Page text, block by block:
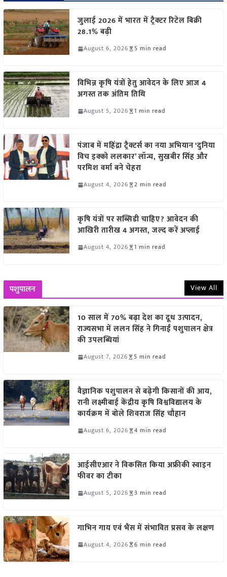
जुलाई 2026 में भारत में ट्रैक्टर रिटेल बिक्री
28.1% बढ़ी
August 6, 2026 5 min read
विभिन्न कृषि यंत्रों हेतु आवेदन के लिए आज 4
अगस्त तक अंतिम तिथि
August 5, 2026 1 min read
पंजाब में महिंद्रा ट्रैक्टर्स का नया अभियान ‘दुनिया
विच इक्को ललकार’ लॉन्च, सुखबीर सिंह और
परमिश वर्मा बने चेहरा
August 4, 2026 2 min read
कृषि यंत्रों पर सब्सिडी चाहिए? आवेदन की
आखिरी तारीख 4 अगस्त, जल्द करें अप्लाई
August 4, 2026 1 min read
पशुपालन View All
10 साल में 70% बढ़ा देश का दूध उत्पादन,
राज्यसभा में ललन सिंह ने गिनाईं पशुपालन क्षेत्र
की उपलब्धियां
August 7, 2026 5 min read
वैज्ञानिक पशुपालन से बढ़ेगी किसानों की आय,
रानी लक्ष्मीबाई केंद्रीय कृषि विश्वविद्यालय के
कार्यक्रम में बोले शिवराज सिंह चौहान
August 6, 2026 4 min read
आईसीएआर ने विकसित किया अफ्रीकी स्वाइन
फीवर का टीका
August 5, 2026 3 min read
गाभिन गाय एवं भैंस में संभावित प्रसव के लक्षण
August 4, 2026 6 min read